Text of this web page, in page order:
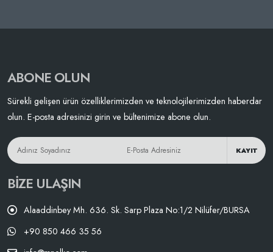
ABONE OLUN
Sürekli gelişen ürün özelliklerimizden ve teknolojilerimizden haberdar
olun. E-posta adresinizi girin ve bültenimize abone olun.
KAYIT
BIZE ULAŞIN
Alaaddinbey Mh. 636. Sk. Sarp Plaza No:1/2 Nilüfer/BURSA
+90 850 466 35 56